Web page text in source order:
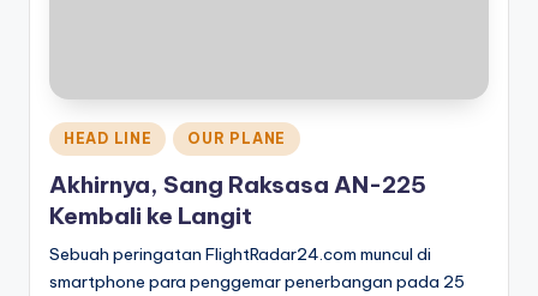
Posted
in
HEAD LINE OUR PLANE
Akhirnya, Sang Raksasa AN-225
Kembali ke Langit
Sebuah peringatan FlightRadar24.com muncul di
smartphone para penggemar penerbangan pada 25